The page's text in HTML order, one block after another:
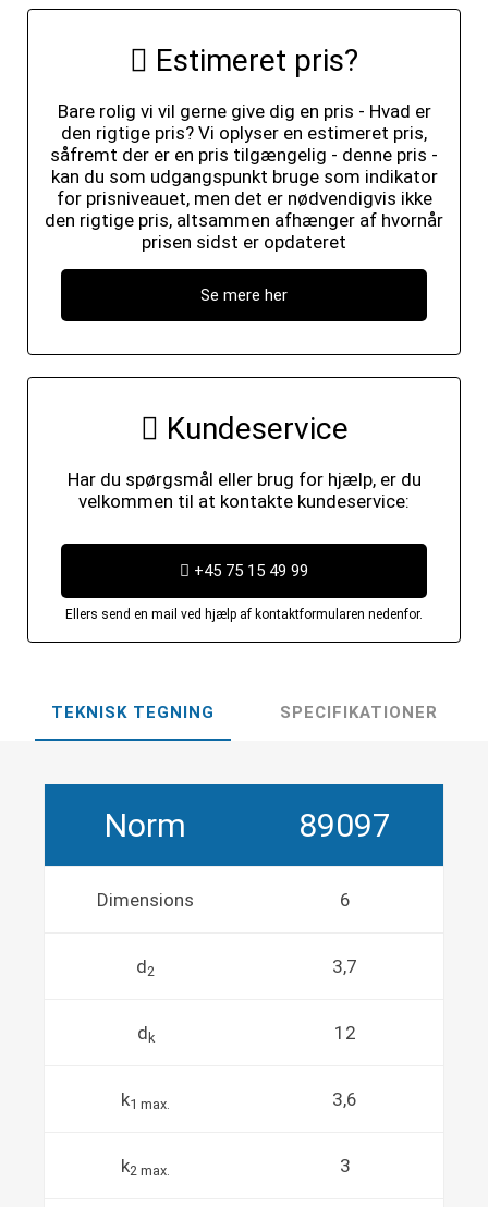
Estimeret pris?
Bare rolig vi vil gerne give dig en pris - Hvad er
den rigtige pris? Vi oplyser en estimeret pris,
såfremt der er en pris tilgængelig - denne pris -
kan du som udgangspunkt bruge som indikator
for prisniveauet, men det er nødvendigvis ikke
den rigtige pris, altsammen afhænger af hvornår
prisen sidst er opdateret
Se mere her
Kundeservice
Har du spørgsmål eller brug for hjælp, er du
velkommen til at kontakte kundeservice:
+45 75 15 49 99
Ellers send en mail ved hjælp af kontaktformularen nedenfor.
TEKNISK TEGNING SPECIFIKATIONER
Norm 89097
Dimensions 6
d2 3,7
d k 12
k1 max. 3,6
k2 max. 3